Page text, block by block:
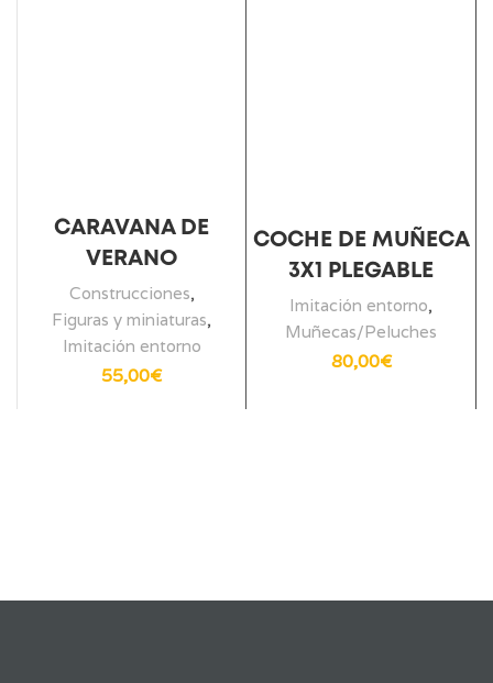
CARAVANA DE
VERANO
Construcciones,
Figuras y miniaturas,
Imitación entorno
55,00€
COCHE DE MUÑECA
3X1 PLEGABLE
Imitación entorno,
Muñecas/Peluches
80,00€